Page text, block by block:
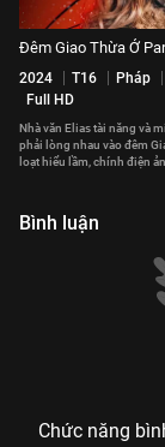
Đêm Giao Thừa Ở
2024 T16 Pháp
Full HD
Nhà văn Elias tài năng và
phải lòng nhau vào đêm
loạt hiểu lầm, chính điện
Bình luận
Chức năng